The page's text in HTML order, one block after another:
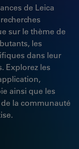
de Leica
sur le thème de
les
dans leur
Explorez les
ainsi que les
la communauté